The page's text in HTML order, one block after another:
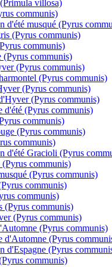
villosa)
communis)
d'été musqué (Pyrus
(Pyrus communis)
communis)
(Pyrus communis)
(Pyrus communis)
(Pyrus communis)
(Pyrus communis)
(Pyrus communis)
d'été (Pyrus communis)
communis)
(Pyrus communis)
communis)
d'été Gracioli (Pyrus
communis)
(Pyrus communis)
communis)
communis)
(Pyrus communis)
(Pyrus communis)
(Pyrus communis)
d'Automne (Pyrus
d'Espagne (Pyrus
communis)